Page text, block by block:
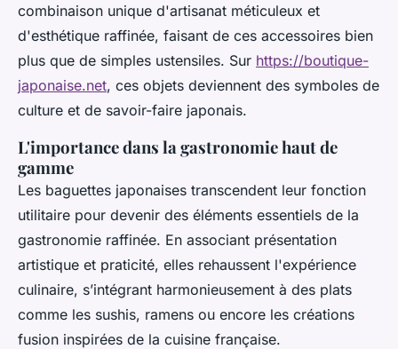
combinaison unique d'artisanat méticuleux et
d'esthétique raffinée, faisant de ces accessoires bien
plus que de simples ustensiles. Sur https://boutique-
japonaise.net, ces objets deviennent des symboles de
culture et de savoir-faire japonais.
L'importance dans la gastronomie haut de
gamme
Les baguettes japonaises transcendent leur fonction
utilitaire pour devenir des éléments essentiels de la
gastronomie raffinée. En associant présentation
artistique et praticité, elles rehaussent l'expérience
culinaire, s’intégrant harmonieusement à des plats
comme les sushis, ramens ou encore les créations
fusion inspirées de la cuisine française.